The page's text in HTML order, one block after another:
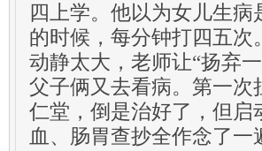
四上学。他以为女儿生
的时候，每分钟打四五
动静太大，老师让“扬弃
父子俩又去看病。第一
仁堂，倒是治好了，但
血、肠胃查抄全作念了